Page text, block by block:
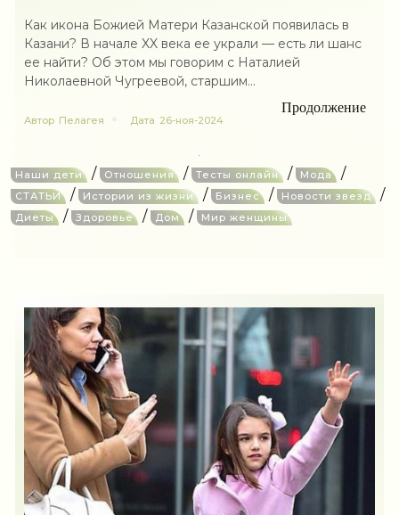
Как икона Божией Матери Казанской появилась в
Казани? В начале XX века ее украли — есть ли шанс
ее найти? Об этом мы говорим с Наталией
Николаевной Чугреевой, старшим...
Продолжение
Автор Пелагея Дата 26-ноя-2024
Наши дети / Отношения / Тесты онлайн / Мода /
СТАТЬИ / Истории из жизни / Бизнес / Новости звезд /
Диеты / Здоровье / Дом / Мир женщины